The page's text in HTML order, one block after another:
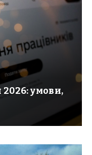
умови,